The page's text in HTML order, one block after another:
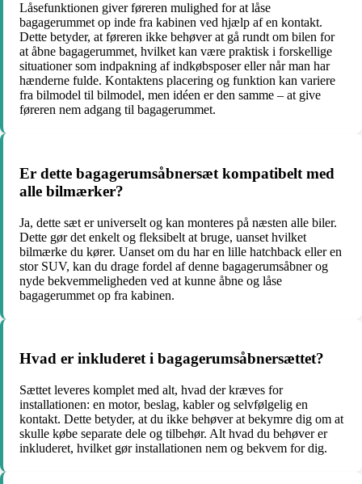
Låsefunktionen giver føreren mulighed for at låse
bagagerummet op inde fra kabinen ved hjælp af en kontakt.
Dette betyder, at føreren ikke behøver at gå rundt om bilen for
at åbne bagagerummet, hvilket kan være praktisk i forskellige
situationer som indpakning af indkøbsposer eller når man har
hænderne fulde. Kontaktens placering og funktion kan variere
fra bilmodel til bilmodel, men idéen er den samme – at give
føreren nem adgang til bagagerummet.
Er dette bagagerumsåbnersæt kompatibelt med
alle bilmærker?
Ja, dette sæt er universelt og kan monteres på næsten alle biler.
Dette gør det enkelt og fleksibelt at bruge, uanset hvilket
bilmærke du kører. Uanset om du har en lille hatchback eller en
stor SUV, kan du drage fordel af denne bagagerumsåbner og
nyde bekvemmeligheden ved at kunne åbne og låse
bagagerummet op fra kabinen.
Hvad er inkluderet i bagagerumsåbnersættet?
Sættet leveres komplet med alt, hvad der kræves for
installationen: en motor, beslag, kabler og selvfølgelig en
kontakt. Dette betyder, at du ikke behøver at bekymre dig om at
skulle købe separate dele og tilbehør. Alt hvad du behøver er
inkluderet, hvilket gør installationen nem og bekvem for dig.